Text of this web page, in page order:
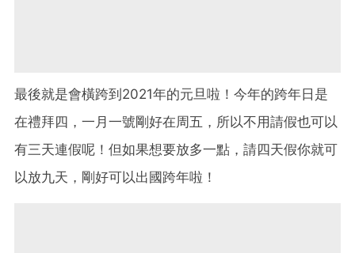
最後就是會橫跨到2021年的元旦啦！今年的跨年日是
在禮拜四，一月一號剛好在周五，所以不用請假也可以
有三天連假呢！但如果想要放多一點，請四天假你就可
以放九天，剛好可以出國跨年啦！